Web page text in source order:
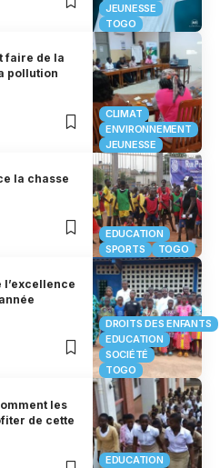
JEUNESSE
TOGO
CLIMAT
ENVIRONNEMENT
JEUNESSE
faire de la
pollution
EDUCATION
SPORTS
TOGO
la chasse
DROITS DES ENFANTS
EDUCATION
SOCIÉTÉ
TOGO
l’excellence
EDUCATION
les
de cette